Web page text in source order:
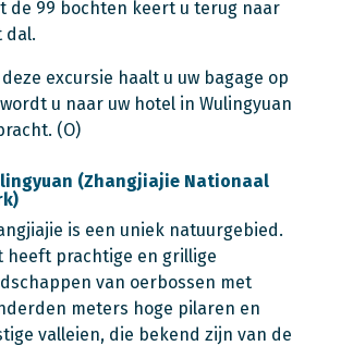
de 99 bochten keert u terug naar
dal.
deze excursie haalt u uw bagage op
u naar uw hotel in Wulingyuan
(O)
(Zhangjiajie Nationaal
is een uniek natuurgebied.
heeft prachtige en grillige
van oerbossen met
meters hoge pilaren en
valleien, die bekend zijn van de